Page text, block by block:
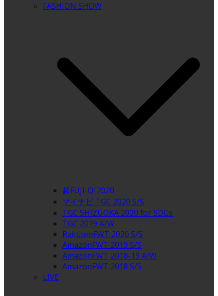
FASHION SHOW
超FUJI-Q! 2020
マイナビ TGC 2020 S/S
TGC SHIZUOKA 2020 for SDGs
TGC 2019 A/W
RakutenFWT 2020 S/S
AmazonFWT 2019 S/S
AmazonFWT 2018-19 A/W
AmazonFWT 2018 S/S
LIVE